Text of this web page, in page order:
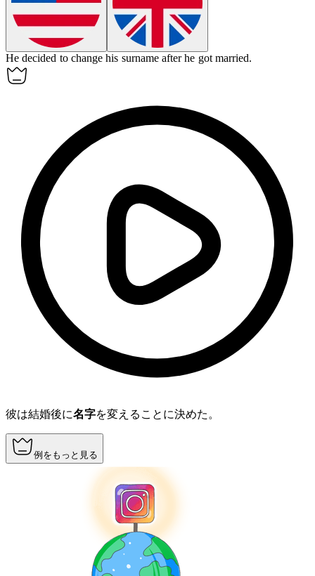
He decided to change his surname after he got married.
彼は結婚後に名字を変えることに決めた。
例をもっと見る